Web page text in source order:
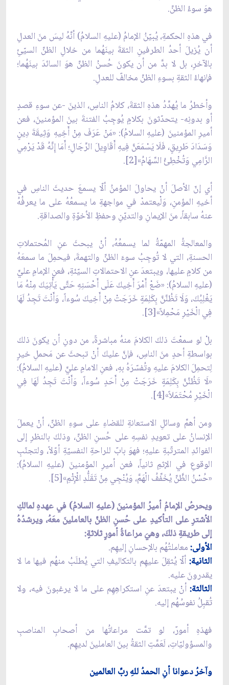
هوَ سوءُ الظنِّ.
في هذهِ الحكمةِ، يُبيّنُ الإمامُ (عليهِ السلامُ) أنَّهُ ليسَ منَ العدلِ
أن يُزيلَ أحدُ الطرفينِ الثقةَ بينَهُما من خلالِ الظنِّ السيّئِ
بالآخرِ، بل لا بدَّ من أن يكونَ حُسنُ الظنِّ هوَ السائدَ بينَهُما؛
فإنهاءُ الثقةِ بسوءِ الظنِّ مخالفٌ للعدلِ.
وأخطرُ ما يُهدِّدُ هذهِ الثقةَ، كلامُ الناسِ، الذينَ -عن سوءِ قصدٍ
أو بدونِه- يتحدّثونَ بكلامٍ يُوجِبُ الفتنةَ بينَ المؤمنينَ، فعن
أميرِ المؤمنينَ (عليهِ السلامُ): «مَنْ عَرَفَ مِنْ أَخِيهِ وَثِيقَةَ دِينٍ
وَسَدَادَ طَرِيقٍ، فَلَا يَسْمَعَنَّ فِيهِ أَقَاوِيلَ الرِّجَالِ؛ أَمَا إِنَّهُ قَدْ يَرْمِي
الرَّامِي وَتُخْطِئُ السِّهَامُ»[2].
أي إنّ الأصلَ أنْ يحاولَ المؤمنُ ألّا يسمعَ حديثَ الناسِ في
أخيهِ المؤمنِ، وَلْيعتمدْ في مواجهةِ ما يسمعُهُ على ما يعرفُهُ
عنهُ سابقاً، منَ الإيمانِ والتديّنِ وحفظِ الأخوّةِ والصداقةِ.
والمعالجةُ المهمّةُ لما يسمعُهُ، أنْ يبحثَ عنِ المُحتملاتِ
الحسنةِ، التي لا تُوجِبُ سوءَ الظنِّ والتهمةَ، فيحمِلَ ما سمعَهُ
من كلامٍ عليها، ويبتعدَ عنِ الاحتمالاتِ السيّئةِ، فعنِ الإمامِ عليٍّ
(عليهِ السلامُ): «ضَعْ أَمْرَ أَخِيكَ عَلَى أَحْسَنِهِ حَتَّى يَأْتِيَكَ مِنْهُ مَا
يَغْلِبُكَ، وَلَا تَظُنَّنَّ بِكَلِمَةٍ خَرَجَتْ مِنْ أَخِيكَ سُوءاً، وَأَنْتَ تَجِدُ لَهَا
فِي الْخَيْرِ مَحْمِلاً»[3].
بلْ لو سمعْتَ ذلكَ الكلامَ منهُ مباشرةً، من دونِ أن يكونَ ذلكَ
بواسطةِ أحدٍ منَ الناسِ، فإنَّ عليكَ أنْ تبحثَ عن مَحملِ خيرٍ
لِتحمِلَ الكلامَ عليهِ وتُفسّرَهُ بهِ، فعنِ الامامِ عليٍّ (عليهِ السلامُ):
«لَا تَظُنَّنَّ بِكَلِمَةٍ خَرَجَتْ مِنْ أَحَدٍ سُوءاً، وَأَنْتَ تَجِدُ لَهَا فِي
الْخَيْرِ مُحْتَمَلاً»[4].
ومن أهمِّ وسائلِ الاستعانةِ للقضاءِ على سوءِ الظنِّ، أنْ يعملَ
الإنسانُ على تعويدِ نفسِهِ على حُسنِ الظنِّ، وذلكَ بالنظرِ إلى
الفوائدِ المترتّبةِ عليهِ؛ فهوَ بابٌ للراحةِ النفسيّةِ أوّلاً، ولتجنّبِ
الوقوعِ في الإثمِ ثانياً، فعن أميرِ المؤمنينَ (عليهِ السلامُ):
«حُسْنُ الظَّنِّ يُخَفِّفُ الْهَمَّ، وَيُنْجِي مِنْ تَقَلُّدِ الْإِثْمِ»[5].
ويحرصُ الإمامُ أميرُ المؤمنينَ (عليهِ السلامُ) في عهدهِ لمالكِ
الأشترِ على التأكيدِ على حُسنِ الظنِّ بالعاملينَ معَهُ، ويرشدُهُ
إلى طريقةِ ذلكَ، وهيَ مراعاةُ أمورٍ ثلاثةٍ:
الأولى:معاملتُهُم بالإحسانِ إليهِم.
الثانية: ألّا يُثقِلَ عليهِم بالتكاليفِ التي يُطلَبُ منهُم فيها ما لا
يقدرونَ عليه.
الثالثة:أنْ يبتعدَ عنِ استكراهِهِم على ما لا يرغبونَ فيه، ولا
تُقبِلُ نفوسُهُم إليه.
فهذهِ أمورٌ، لو تمَّت مراعاتُها من أصحابِ المناصبِ
والمسؤوليّاتِ، لَعَمَّتِ الثقةُ بينَ العاملينَ لديهِم.
وآخرُ دعوانا أنِ الحمدُ للهِ ربِّ العالمين